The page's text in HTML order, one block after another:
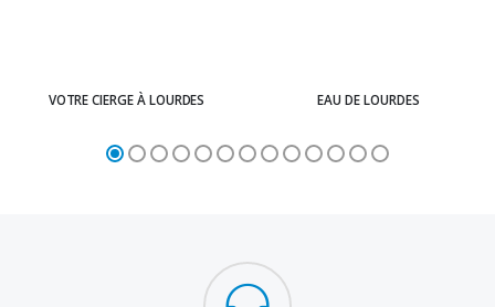
VOTRE CIERGE À LOURDES EAU DE LOURDES